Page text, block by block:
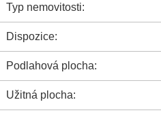
Typ nemovitosti:
Dispozice:
Podlahová plocha:
Užitná plocha: